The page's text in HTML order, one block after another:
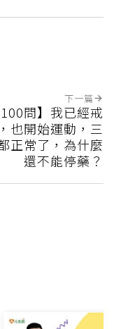
下一篇
100問】我已經戒
也開始運動，三
正常了，為什麼
還不能停藥？